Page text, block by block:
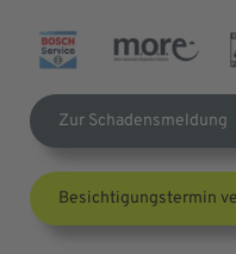
Zur Schadensmeldung
Besichtigungstermin